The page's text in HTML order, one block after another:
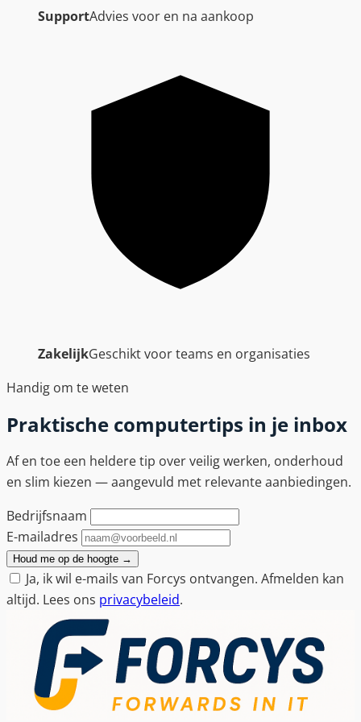
SupportAdvies voor en na aankoop
ZakelijkGeschikt voor teams en organisaties
Handig om te weten
Praktische computertips in je inbox
Af en toe een heldere tip over veilig werken, onderhoud
en slim kiezen — aangevuld met relevante aanbiedingen.
Bedrijfsnaam
E-mailadres
Houd me op de hoogte →
Ja, ik wil e-mails van Forcys ontvangen. Afmelden kan
altijd. Lees ons privacybeleid.